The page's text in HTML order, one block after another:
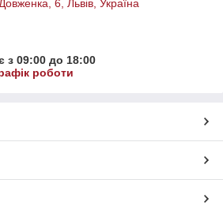
6, Львів, Україна
з 09:00 до 18:00
роботи